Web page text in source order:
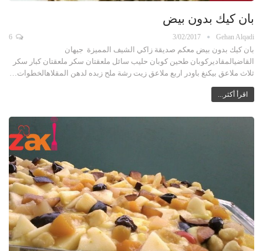
بان كيك بدون بيض
Gehan Alqadi
3/02/2017
بان كيك بدون بيض معكم صديقة زاكي الشيف المميزة جيهان
القاضيالمقاديركوبان طحين كوبان حليب سائل ملعقتان سكر ملعقتان كبار سكر
ثلاث ملاعق بيكنغ باودر اربع ملاعق زيت رشة ملح زبده لدهن المقلاهالخطوات…
اقرأ أكثر...